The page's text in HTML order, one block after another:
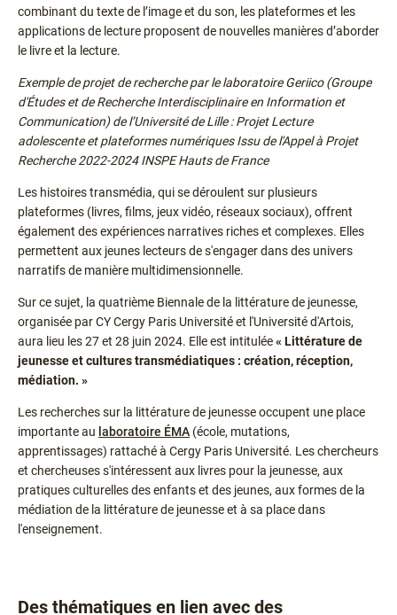
combinant du texte de l’image et du son, les plateformes et les
applications de lecture proposent de nouvelles manières d’aborder
le livre et la lecture.
Exemple de projet de recherche par le laboratoire Geriico (Groupe
d'Études et de Recherche Interdisciplinaire en Information et
Communication) de l’Université de Lille : Projet Lecture
adolescente et plateformes numériques Issu de l'Appel à Projet
Recherche 2022-2024 INSPE Hauts de France
Les histoires transmédia, qui se déroulent sur plusieurs
plateformes (livres, films, jeux vidéo, réseaux sociaux), offrent
également des expériences narratives riches et complexes. Elles
permettent aux jeunes lecteurs de s'engager dans des univers
narratifs de manière multidimensionnelle.
Sur ce sujet, la quatrième Biennale de la littérature de jeunesse,
organisée par CY Cergy Paris Université et l'Université d'Artois,
aura lieu les 27 et 28 juin 2024. Elle est intitulée« Littérature de
jeunesse et cultures transmédiatiques : création, réception,
médiation. »
Les recherches sur la littérature de jeunesse occupent une place
importante au laboratoire ÉMA (école, mutations,
apprentissages) rattaché à Cergy Paris Université. Les chercheurs
et chercheuses s'intéressent aux livres pour la jeunesse, aux
pratiques culturelles des enfants et des jeunes, aux formes de la
médiation de la littérature de jeunesse et à sa place dans
l'enseignement.
Des thématiques en lien avec des